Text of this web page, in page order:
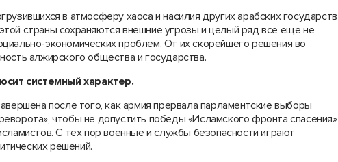
в атмосферу хаоса и насилия других арабских государств
страны сохраняются внешние угрозы и целый ряд все еще не
экономических проблем. От их скорейшего решения во
алжирского общества и государства.
системный характер.
после того, как армия прервала парламентские выборы
чтобы не допустить победы «Исламского фронта спасения»
С тех пор военные и службы безопасности играют
решений.